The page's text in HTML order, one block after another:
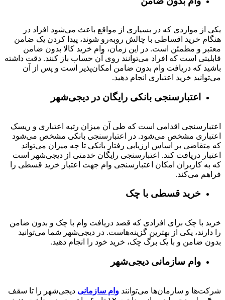
یکی از مواردی که در بسیاری از مواقع باعث می‌شود افراد در
هنگام خرید اقساطی با چالش روبه‌رو شوند، پیدا کردن یک ضامن
معتبر و مطمئن است. در این زمان، وام خرید کالا بدون ضامن
قابلیتی است که افراد می‌توانند روی آن حساب باز کنند. دقت داشته
باشید که دریافت وام بدون ضامن امکان‌پذیر است و پس از آن
می‌توانید خرید اعتباری انجام دهید.
اعتبارسنجی بانکی رایگان در دیجی‌شهر
اعتبارسنجی اقدامی است که طی آن میزان رتبه اعتباری و ریسک
اعتباری مشخص می‌شود. در اعتبارسنجی بانکی مشخص می‌شود
که متقاضی بر اساس ارزیابی رفتار بانکی تا چه میزان می‌تواند
اعتبار دریافت کند. اعتبارسنجی رایگان خدمتی از دیجی‌شهر است
که به کاربران امکان اعتبارسنجی وام جهت اعتبار خرید قسطی را
فراهم می‌کند.
خرید قسطی با چک
خرید با چک برای افرادی که قصد دریافت وام با چک و بدون ضامن
را دارند، یکی از بهترین گزینه‌هاست. در دیجی‌شهر شما می‌توانید
بدون ضامن و با یک برگ چک، خرید خود را انجام دهید.
وام سازمانی دیجی‌شهر
شرکت‌ها و سازمان‌ها می‌توانند وام سازمانی دیجی‌شهر را تا سقف